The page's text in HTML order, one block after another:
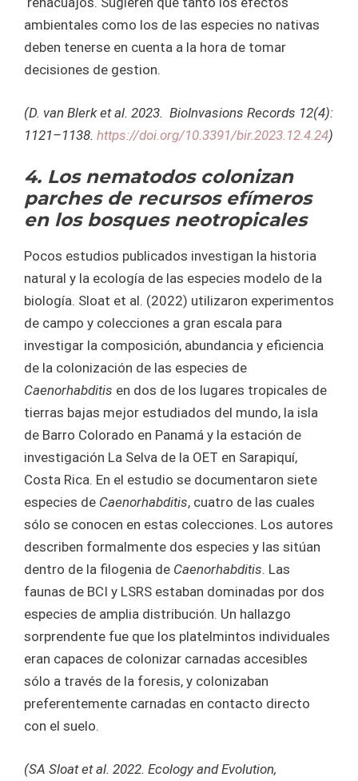
ambientales como los de las especies no nativas
deben tenerse en cuenta a la hora de tomar
decisiones de gestion.
(D. van Blerk et al. 2023. BioInvasions Records 12(4):
1121–1138. https://doi.org/10.3391/bir.2023.12.4.24)
4. Los nematodos colonizan
parches de recursos efímeros
en los bosques neotropicales
Pocos estudios publicados investigan la historia
natural y la ecología de las especies modelo de la
biología. Sloat et al. (2022) utilizaron experimentos
de campo y colecciones a gran escala para
investigar la composición, abundancia y eficiencia
de la colonización de las especies de
Caenorhabditis en dos de los lugares tropicales de
tierras bajas mejor estudiados del mundo, la isla
de Barro Colorado en Panamá y la estación de
investigación La Selva de la OET en Sarapiquí,
Costa Rica. En el estudio se documentaron siete
especies de Caenorhabditis, cuatro de las cuales
sólo se conocen en estas colecciones. Los autores
describen formalmente dos especies y las sitúan
dentro de la filogenia de Caenorhabditis. Las
faunas de BCI y LSRS estaban dominadas por dos
especies de amplia distribución. Un hallazgo
sorprendente fue que los platelmintos individuales
eran capaces de colonizar carnadas accesibles
sólo a través de la foresis, y colonizaban
preferentemente carnadas en contacto directo
con el suelo.
(SA Sloat et al. 2022. Ecology and Evolution,